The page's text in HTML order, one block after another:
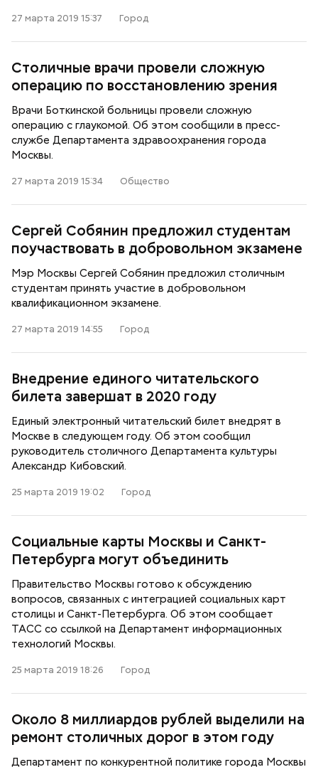
27 марта 2019 15:37 Город
Столичные врачи провели сложную
операцию по восстановлению зрения
Врачи Боткинской больницы провели сложную
операцию с глаукомой. Об этом сообщили в пресс-
службе Департамента здравоохранения города
Москвы.
27 марта 2019 15:34 Общество
Сергей Собянин предложил студентам
поучаствовать в добровольном экзамене
Мэр Москвы Сергей Собянин предложил столичным
студентам принять участие в добровольном
квалификационном экзамене.
27 марта 2019 14:55 Город
Внедрение единого читательского
билета завершат в 2020 году
Единый электронный читательский билет внедрят в
Москве в следующем году. Об этом сообщил
руководитель столичного Департамента культуры
Александр Кибовский.
25 марта 2019 19:02 Город
Социальные карты Москвы и Санкт-
Петербурга могут объединить
Правительство Москвы готово к обсуждению
вопросов, связанных с интеграцией социальных карт
столицы и Санкт-Петербурга. Об этом сообщает
ТАСС со ссылкой на Департамент информационных
технологий Москвы.
25 марта 2019 18:26 Город
Около 8 миллиардов рублей выделили на
ремонт столичных дорог в этом году
Департамент по конкурентной политике города Москвы